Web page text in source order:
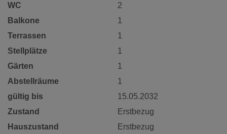
WC
2
Balkone
1
Terrassen
1
Stellplätze
1
Gärten
1
Abstellräume
1
gültig bis
15.05.2032
Zustand
Erstbezug
Hauszustand
Erstbezug